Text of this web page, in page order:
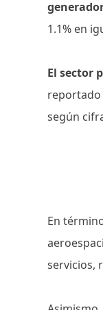
1.1% en
El sector
reportado
según
En
servicios,